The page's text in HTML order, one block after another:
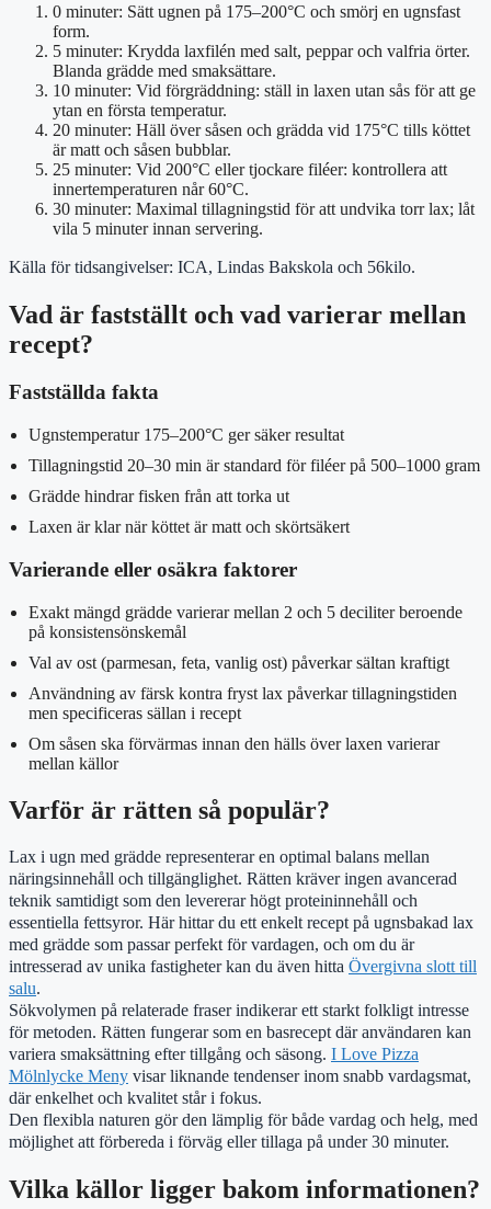
0 minuter: Sätt ugnen på 175–200°C och smörj en ugnsfast
form.
5 minuter: Krydda laxfilén med salt, peppar och valfria örter.
Blanda grädde med smaksättare.
10 minuter: Vid förgräddning: ställ in laxen utan sås för att ge
ytan en första temperatur.
20 minuter: Häll över såsen och grädda vid 175°C tills köttet
är matt och såsen bubblar.
25 minuter: Vid 200°C eller tjockare filéer: kontrollera att
innertemperaturen når 60°C.
30 minuter: Maximal tillagningstid för att undvika torr lax; låt
vila 5 minuter innan servering.
Källa för tidsangivelser: ICA, Lindas Bakskola och 56kilo.
Vad är fastställt och vad varierar mellan
recept?
Fastställda fakta
Ugnstemperatur 175–200°C ger säker resultat
Tillagningstid 20–30 min är standard för filéer på 500–1000 gram
Grädde hindrar fisken från att torka ut
Laxen är klar när köttet är matt och skörtsäkert
Varierande eller osäkra faktorer
Exakt mängd grädde varierar mellan 2 och 5 deciliter beroende
på konsistensönskemål
Val av ost (parmesan, feta, vanlig ost) påverkar sältan kraftigt
Användning av färsk kontra fryst lax påverkar tillagningstiden
men specificeras sällan i recept
Om såsen ska förvärmas innan den hälls över laxen varierar
mellan källor
Varför är rätten så populär?
Lax i ugn med grädde representerar en optimal balans mellan
näringsinnehåll och tillgänglighet. Rätten kräver ingen avancerad
teknik samtidigt som den levererar högt proteininnehåll och
essentiella fettsyror. Här hittar du ett enkelt recept på ugnsbakad lax
med grädde som passar perfekt för vardagen, och om du är
intresserad av unika fastigheter kan du även hitta Övergivna slott till
salu.
Sökvolymen på relaterade fraser indikerar ett starkt folkligt intresse
för metoden. Rätten fungerar som en basrecept där användaren kan
variera smaksättning efter tillgång och säsong. I Love Pizza
Mölnlycke Meny visar liknande tendenser inom snabb vardagsmat,
där enkelhet och kvalitet står i fokus.
Den flexibla naturen gör den lämplig för både vardag och helg, med
möjlighet att förbereda i förväg eller tillaga på under 30 minuter.
Vilka källor ligger bakom informationen?